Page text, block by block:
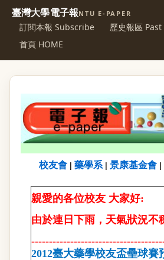
臺灣大學電子報NTU E-PAPER
訂閱本報 Subscribe
歷史報區
首頁 HOME
校友會 藥學系| 景康基金會
親愛的各位校友 大家好:
由於連日下雨，天氣狀況
2012臺大藥學校友盃壘球賽